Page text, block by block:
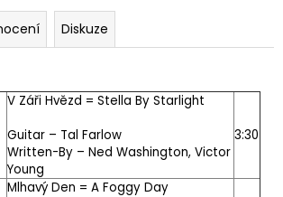
Diskuze
V Záři Hvězd = Stella By Starlight
Guitar – Tal Farlow
Written-By – Ned Washington, Victor
Young
3:30
Mlhavý Den = A Foggy Day